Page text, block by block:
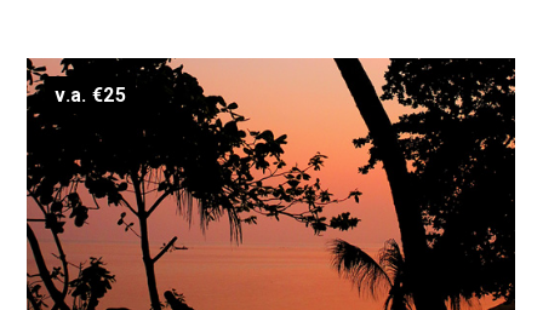
v.a. €25